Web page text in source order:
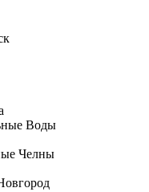
Воды
Челны